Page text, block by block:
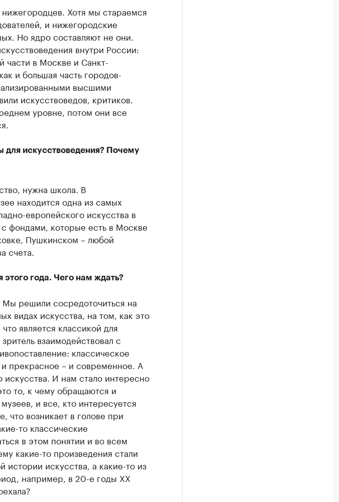
Хотя мы стараемся
и нижегородские
Но ядро составляют не они.
внутри России:
части в Москве и Санкт-
и большая часть городов-
высшими
искусствоведов, критиков.
уровне, потом они все
искусствоведения? Почему
нужна школа. В
находится одна из самых
европейского искусства в
фондами, которые есть в Москве
Пушкинском – любой
счета.
года. Чего нам ждать?
Мы решили сосредоточиться на
видах искусства, на том, как это
является классикой для
взаимодействовал с
классическое
прекрасное – и современное. А
И нам стало интересно
то, к чему обращаются и
и все, кто интересуется
что возникает в голове при
то классические
в этом понятии и во всем
какие-то произведения стали
искусства, а какие-то из
например, в 20-е годы XX